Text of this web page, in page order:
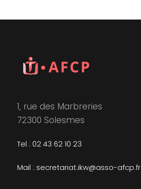
1, rue des Marbreries
72300 Solesmes
Tel : 02 43 62 10 23
Mail : secretariat.ikw@asso-afcp.fr